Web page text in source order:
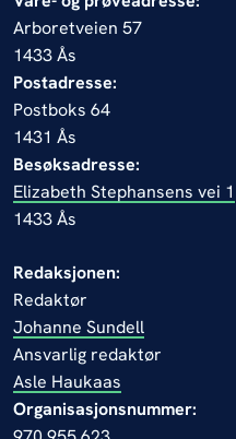
Arboretveien 57
1433 Ås
Postadresse:
Postboks 64
1431 Ås
Besøksadresse:
Elizabeth Stephansens vei 1
1433 Ås
Redaksjonen:
Redaktør
Johanne Sundell
Ansvarlig redaktør
Asle Haukaas
Organisasjonsnummer: